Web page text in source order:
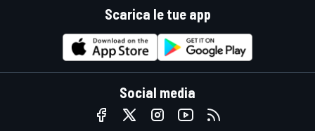
Scarica le tue app
Social media